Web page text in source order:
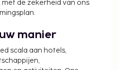
met de zekerheid van ons
manier
scala aan hotels,